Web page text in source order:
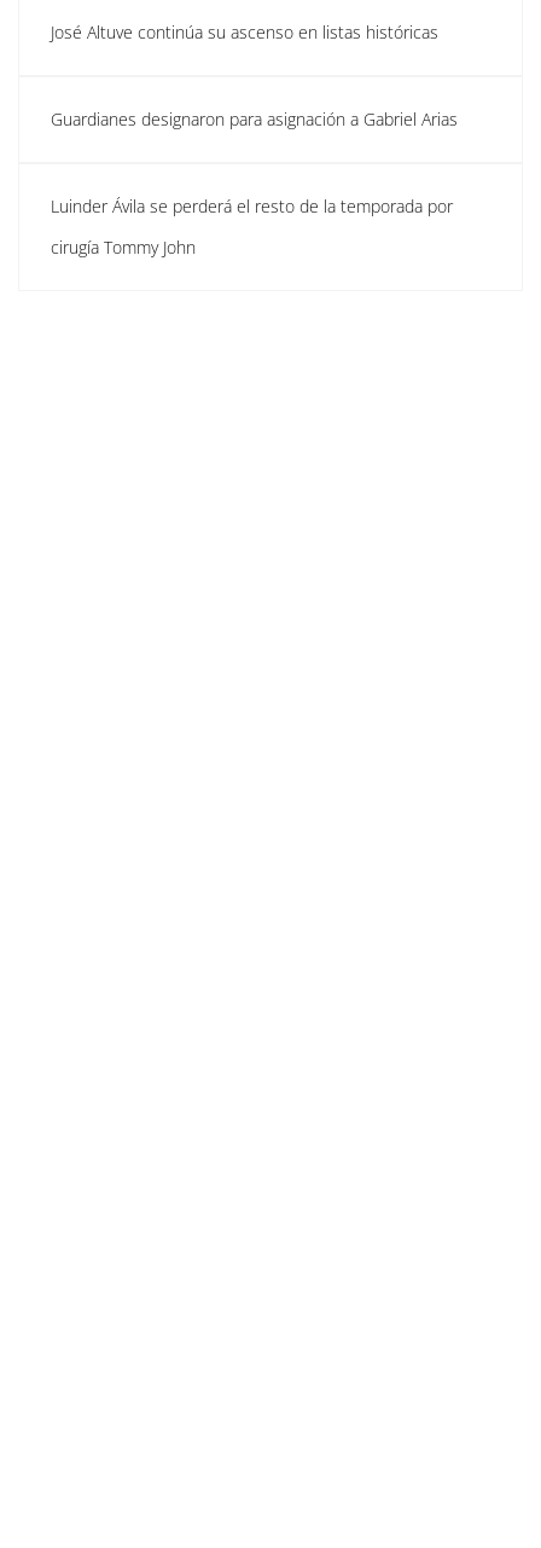
José Altuve continúa su ascenso en listas históricas
Guardianes designaron para asignación a Gabriel Arias
Luinder Ávila se perderá el resto de la temporada por
cirugía Tommy John